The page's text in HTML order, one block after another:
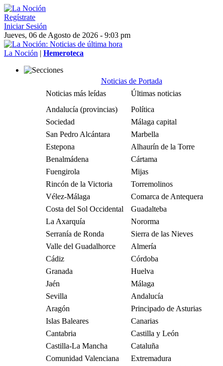
Regístrate
Iniciar Sesión
Jueves, 06 de Agosto de 2026 - 9:03 pm
La Noción | Hemeroteca
Noticias de Portada
Noticias más leídas
Últimas noticias
Andalucía (provincias)
Política
Sociedad
Málaga capital
San Pedro Alcántara
Marbella
Estepona
Alhaurín de la Torre
Benalmádena
Cártama
Fuengirola
Mijas
Rincón de la Victoria
Torremolinos
Vélez-Málaga
Comarca de Antequera
Costa del Sol Occidental
Guadalteba
La Axarquía
Nororma
Serranía de Ronda
Sierra de las Nieves
Valle del Guadalhorce
Almería
Cádiz
Córdoba
Granada
Huelva
Jaén
Málaga
Sevilla
Andalucía
Aragón
Principado de Asturias
Islas Baleares
Canarias
Cantabria
Castilla y León
Castilla-La Mancha
Cataluña
Comunidad Valenciana
Extremadura